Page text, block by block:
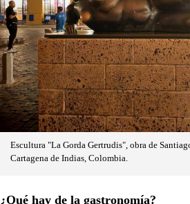
Escultura "La Gorda Gertrudis", obra de
Cartagena de Indias, Colombia.
¿Qué hay de la gastronomía?